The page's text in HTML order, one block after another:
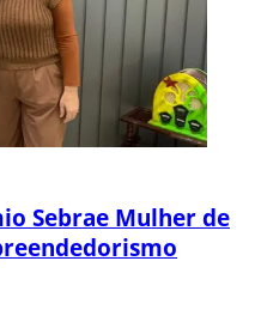
Sebrae Mulher de